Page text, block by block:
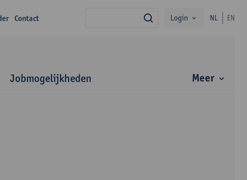
Contact zoekLogin NL EN
Jobmogelijkheden Meer